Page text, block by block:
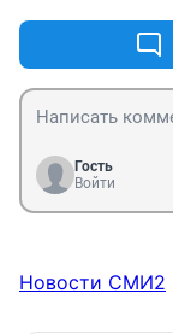
Гость
Войти
Новости СМИ2